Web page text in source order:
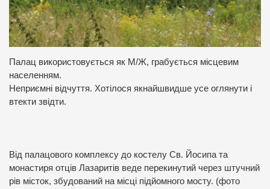
Палац використовується як М/Ж, грабується місцевим
населенням.
Неприємні відчуття. Хотілося якнайшвидше усе оглянути і
втекти звідти.
Від палацового комплексу до костелу Св. Йосипа та
монастиря отців Лазаритів веде перекинутий через штучний
рів місток, збудований на місці підйомного мосту. (фото